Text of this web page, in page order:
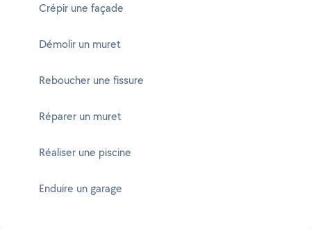
Crépir une façade
Démolir un muret
Reboucher une fissure
Réparer un muret
Réaliser une piscine
Enduire un garage